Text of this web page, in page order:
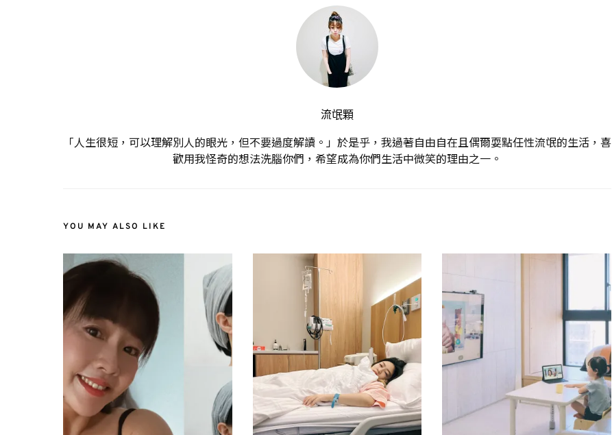
流氓顆
「人生很短，可以理解別人的眼光，但不要過度解讀。」於是乎，我過著自由自在且偶爾耍點任性流氓的生活，喜
歡用我怪奇的想法洗腦你們，希望成為你們生活中微笑的理由之一。
YOU MAY ALSO LIKE